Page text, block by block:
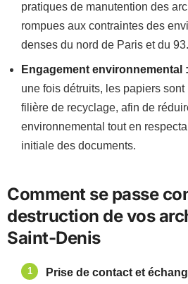
pratiques de manutention des
rompues aux contraintes des
denses du nord de Paris et du 93.
Engagement environnemental :
une fois détruits, les papiers
filière de recyclage, afin de
environnemental tout en
initiale des documents.
Comment se passe
destruction de vos
Saint-Denis
Prise de contact et